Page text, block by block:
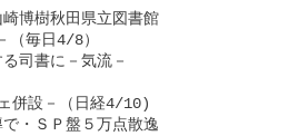
博樹秋田県立図書館
（毎日4/8）
司書に－気流－
併設－（日経4/10)
・ＳＰ盤５万点散逸